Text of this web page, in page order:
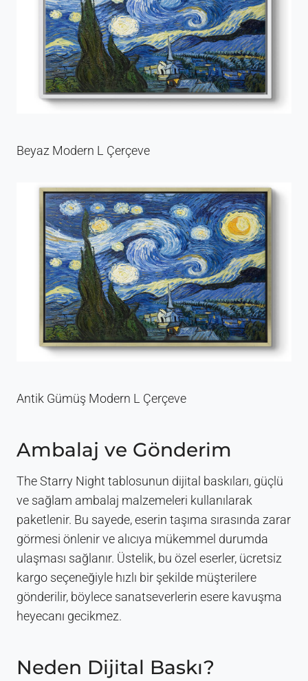
Beyaz Modern L Çerçeve
Antik Gümüş Modern L Çerçeve
Ambalaj ve Gönderim
The Starry Night tablosunun dijital baskıları, güçlü
ve sağlam ambalaj malzemeleri kullanılarak
paketlenir. Bu sayede, eserin taşıma sırasında zarar
görmesi önlenir ve alıcıya mükemmel durumda
ulaşması sağlanır. Üstelik, bu özel eserler, ücretsiz
kargo seçeneğiyle hızlı bir şekilde müşterilere
gönderilir, böylece sanatseverlerin esere kavuşma
heyecanı gecikmez.
Neden Dijital Baskı?